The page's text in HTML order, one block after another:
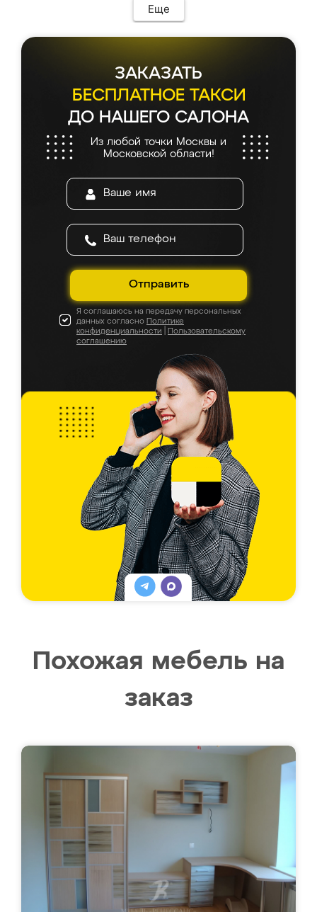
Еще
ЗАКАЗАТЬ
БЕСПЛАТНОЕ ТАКСИ
ДО НАШЕГО САЛОНА
Из любой точки Москвы и
Московской области!
Отправить
Я соглашаюсь на передачу персональных
данных согласно Политике
конфиденциальности
Пользовательскому
соглашению
Похожая мебель на
заказ